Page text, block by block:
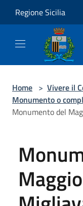
Regione Sicilia
Home > Vivere il
Monumento o
Monumento del